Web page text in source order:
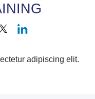
adipiscing elit.